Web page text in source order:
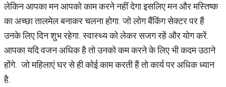
लेकिन आपका मन आपको काम करने नहीं देगा इसलिए मन और मस्तिष्क
का अच्छा तालमेल बनाकर चलना होगा. जो लोग बैंकिंग सेक्टर पर हैं
उनके लिए दिन शुभ रहेगा. स्वास्थ्य को लेकर सजग रहें और योग करें.
आपका यदि वजन अधिक है तो उनको कम करने के लिए भी कदम उठाने
होंगे. जो महिलाएं घर से ही कोई काम करती हैं तो कार्य पर अधिक ध्यान
है.